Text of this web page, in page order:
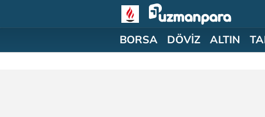
BORSA DÖVİZ ALTIN